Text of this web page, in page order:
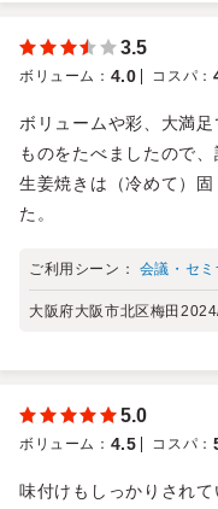
3.5
ボリューム ： 4.0 コスパ ：
ボリュームや彩、大満
ものをたべましたので
生姜焼きは（冷めて）
た。
ご利用シーン： 会議・セミ
大阪府大阪市北区梅田
5.0
ボリューム ： 4.5 コスパ ：
味付けもしっかりされ